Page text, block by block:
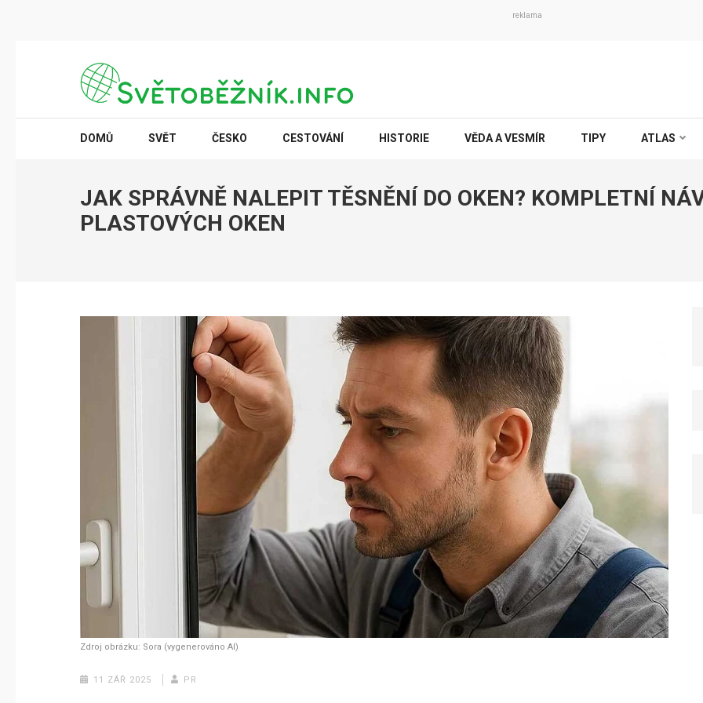
reklama
SVĚTOBĚŽNÍK.INFO
DOMŮ SVĚT ČESKO CESTOVÁNÍ HISTORIE VĚDA A VESMÍR TIPY ATLAS
JAK SPRÁVNĚ NALEPIT TĚSNĚNÍ DO OKEN? KOMPLETNÍ
PLASTOVÝCH OKEN
Zdroj obrázku: Sora (vygenerováno AI)
11 ZÁŘ 2025 PR